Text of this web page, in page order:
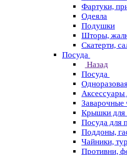
Фартуки,
Одеяла
Подушки
Шторы,
Скатерти,
Посуда
Назад
Посуда
Аксессуары
Заварочные
Крышки для
Посуда для
Поддоны,
Чайники,
Противни,